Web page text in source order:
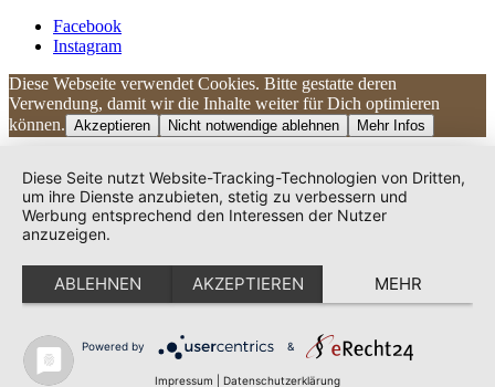
Facebook
Instagram
Diese Webseite verwendet Cookies. Bitte gestatte deren
Verwendung, damit wir die Inhalte weiter für Dich optimieren
können. Akzeptieren Nicht notwendige ablehnen Mehr Infos
bewertet
Kundenbewertungen und Erfahrungen zu
UNIQUE DOG
100%
Empfehlungen auf
ProvenExpert.com
SEHR GUT
4,83 / 5,00
Bewertungen auf
ProvenExpert.com
38
Bewertungen von 2
Blick aufs ProvenExpert-Profil werfen
Diese Seite nutzt Website-Tracking-Technologien von Dritten,
um ihre Dienste anzubieten, stetig zu verbessern und
Werbung entsprechend den Interessen der Nutzer
anzuzeigen.
ABLEHNEN AKZEPTIEREN MEHR
Powered by &
Impressum Datenschutzerklärung